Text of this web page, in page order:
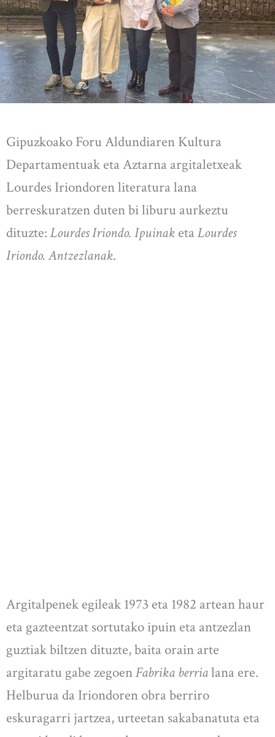
Gipuzkoako Foru Aldundiaren Kultura
Departamentuak eta Aztarna argitaletxeak
Lourdes Iriondoren literatura lana
berreskuratzen duten bi liburu aurkeztu
dituzte: Lourdes Iriondo. Ipuinak eta Lourdes
Iriondo. Antzezlanak.
Argitalpenek egileak 1973 eta 1982 artean haur
eta gazteentzat sortutako ipuin eta antzezlan
guztiak biltzen dituzte, baita orain arte
argitaratu gabe zegoenFabrika berrialana ere.
Helburua da Iriondoren obra berriro
eskuragarri jartzea, urteetan sakabanatuta eta